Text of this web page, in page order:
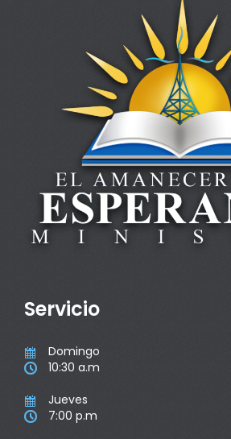
Servicio
 Domingo
 10:30 a.m
 Jueves
 7:00 p.m